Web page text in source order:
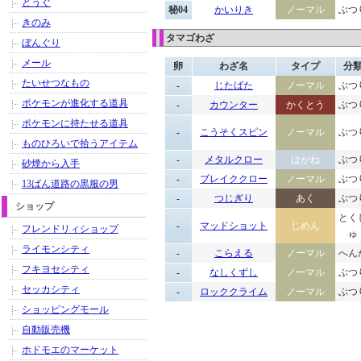
秘04 かいりき ノーマル ぶつ
タマゴわざ
卵 わざ名 タイプ
分
-
じたばた ノーマル
ぶつ
-
カウンター かくとう ぶつ
- こうそくスピン ノーマル ぶつ
- メタルクロー はがね
ぶつ
-
ブレイククロー ノーマル
ぶつ
-
つじぎり あく ぶつ
- マッドショット じめん
とく
ゅ
-
こらえる ノーマル
へん
-
なしくずし ノーマル
ぶつ
-
ロッククライム ノーマル ぶつ
どうぐ
きのみ
ぼんぐり
メール
たいせつなもの
ポケモンが進化する道具
ポケモンに持たせる道具
ものひろいで拾うアイテム
砂煙から入手
13ばん道路の黒服の男
ショップ
フレンドリィショップ
ライモンシティ
フキヨセシティ
セッカシティ
ショッピングモール
自動販売機
ホドモエのマーケット